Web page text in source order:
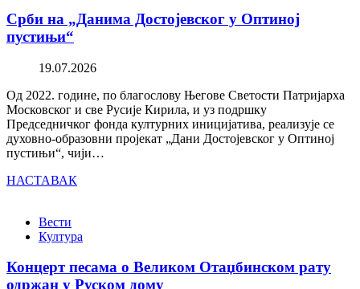
Срби на „Данима Достојевског у Оптиној
пустињи“
19.07.2026
Од 2022. године, по благослову Његове Светости Патријарха
Московског и све Русије Кирила, и уз подршку
Председничког фонда културних иницијатива, реализује се
духовно-образовни пројекат „Дани Достојевског у Оптиној
пустињи“, чији…
НАСТАВАК
Вести
Култура
Концерт песама о Великом Отаџбинском рату
одржан у Руском дому